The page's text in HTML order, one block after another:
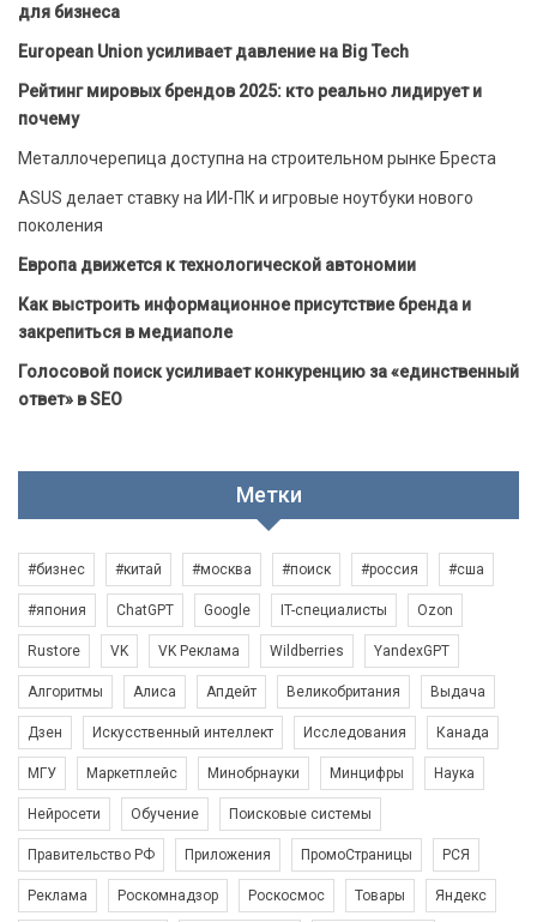
для бизнеса
European Union усиливает давление на Big Tech
Рейтинг мировых брендов 2025: кто реально лидирует и
почему
Металлочерепица доступна на строительном рынке Бреста
ASUS делает ставку на ИИ-ПК и игровые ноутбуки нового
поколения
Европа движется к технологической автономии
Как выстроить информационное присутствие бренда и
закрепиться в медиаполе
Голосовой поиск усиливает конкуренцию за «единственный
ответ» в SEO
Метки
#бизнес #китай #москва #поиск #россия #сша
#япония ChatGPT Google IT-специалисты Ozon
Rustore VK VK Реклама Wildberries YandexGPT
Алгоритмы Алиса Апдейт Великобритания Выдача
Дзен Искусственный интеллект Исследования Канада
МГУ Маркетплейс Минобрнауки Минцифры Наука
Нейросети Обучение Поисковые системы
Правительство РФ Приложения ПромоСтраницы РСЯ
Реклама Роскомнадзор Роскосмос Товары Яндекс